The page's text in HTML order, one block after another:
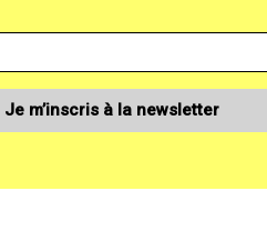
Je m’inscris à la newsletter